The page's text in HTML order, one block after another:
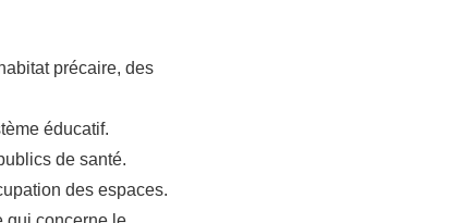
précaire, des
éducatif.
de santé.
des espaces.